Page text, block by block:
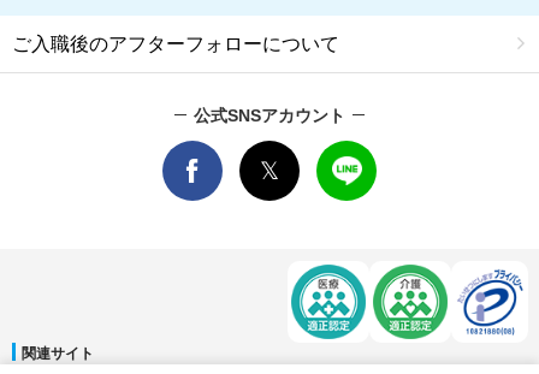
ご入職後のアフターフォローについて
公式SNSアカウント
関連サイト